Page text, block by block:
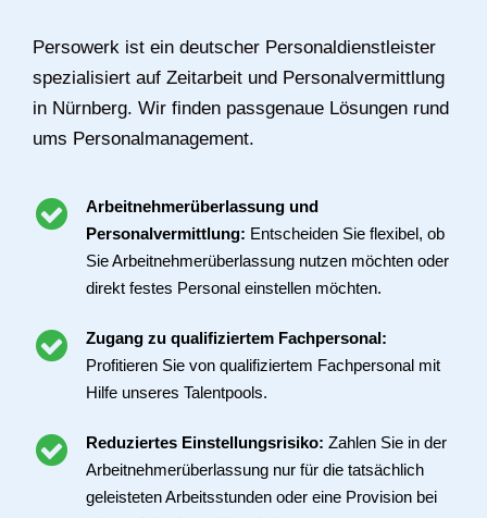
Persowerk ist ein deutscher Personaldienstleister
spezialisiert auf Zeitarbeit und Personalvermittlung
in Nürnberg. Wir finden passgenaue Lösungen rund
ums Personalmanagement.
Arbeitnehmerüberlassung und
Personalvermittlung: Entscheiden Sie flexibel, ob
Sie Arbeitnehmerüberlassung nutzen möchten oder
direkt festes Personal einstellen möchten.
Zugang zu qualifiziertem Fachpersonal:
Profitieren Sie von qualifiziertem Fachpersonal mit
Hilfe unseres Talentpools.
Reduziertes Einstellungsrisiko: Zahlen Sie in der
Arbeitnehmerüberlassung nur für die tatsächlich
geleisteten Arbeitsstunden oder eine Provision bei